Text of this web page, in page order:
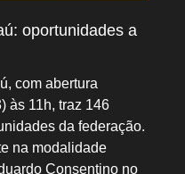
oportunidades a
com abertura
às 11h, traz 146
da federação.
na modalidade
Consentino no